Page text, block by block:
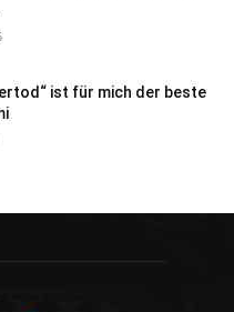
ist für mich der beste